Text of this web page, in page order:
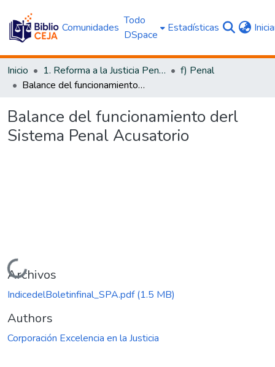
Comunidades
Todo
DSpace
Estadísticas
Inicio 1. Reforma a la Justicia Penal
f) Penal
Balance del funcionamiento derl Sistema Penal Acusatorio
Balance del funcionamiento derl
Sistema Penal Acusatorio
Cargando...
Archivos
IndicedelBoletinfinal_SPA.pdf(1.5 MB)
Authors
Corporación Excelencia en la Justicia